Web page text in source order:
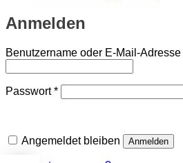
Anmelden
Benutzername oder E-Mail-Adresse
Passwort*Erforderlich
Angemeldet bleiben Anmelden